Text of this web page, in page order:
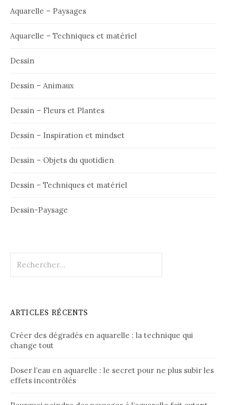
Aquarelle – Paysages
Aquarelle – Techniques et matériel
Dessin
Dessin – Animaux
Dessin – Fleurs et Plantes
Dessin – Inspiration et mindset
Dessin – Objets du quotidien
Dessin – Techniques et matériel
Dessin-Paysage
ARTICLES RÉCENTS
Créer des dégradés en aquarelle : la technique qui
change tout
Doser l’eau en aquarelle : le secret pour ne plus subir les
effets incontrôlés